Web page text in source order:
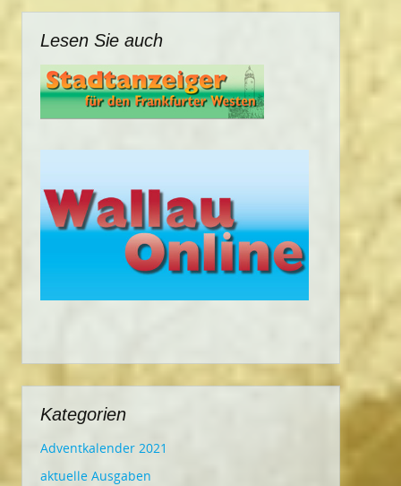
Lesen Sie auch
Kategorien
Adventkalender 2021
aktuelle Ausgaben